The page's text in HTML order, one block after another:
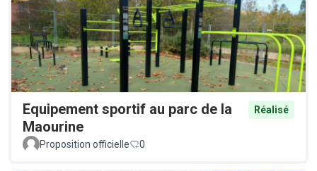
Equipement sportif au parc de la
Maourine
Réalisé
Proposition officielle 0